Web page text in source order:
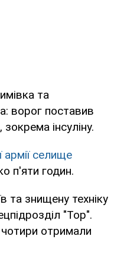
та
ворог поставив
інсуліну.
армії селище
п'яти годин.
та знищену техніку
"Тор".
чотири отримали